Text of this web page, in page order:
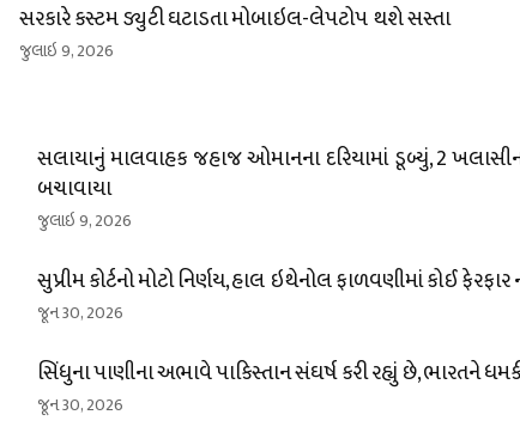
સરકારે કસ્ટમ ડ્યુટી ઘટાડતા મોબાઇલ-લેપટોપ થશે સસ્તા
જુલાઇ 9, 2026
સલાયાનું માલવાહક જહાજ ઓમાનના દરિયામાં ડૂબ્યું, 2
બચાવાયા
જુલાઇ 9, 2026
સુપ્રીમ કોર્ટનો મોટો નિર્ણય, હાલ ઇથેનોલ ફાળવણીમાં કોઈ
જૂન 30, 2026
સિંધુના પાણીના અભાવે પાકિસ્તાન સંઘર્ષ કરી રહ્યું છે, ભારતને
જૂન 30, 2026